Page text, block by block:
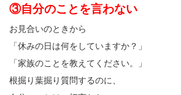
③自分のことを言わない
お見合いのときから
「休みの日は何をしていますか？」
「家族のことを教えてください。」
根掘り葉掘り質問するのに、